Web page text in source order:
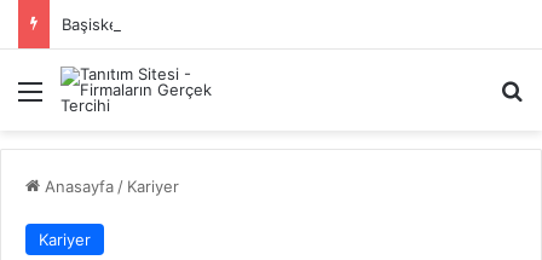
Başiskele Acil Çilingir Hizmeti İçin Doğru Adres Neresi?
Menü
Anasayfa / Kariyer
Kariyer